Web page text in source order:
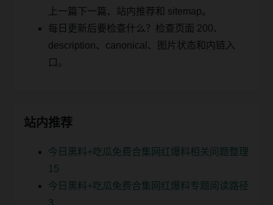
上一篇下一篇、站内推荐和 sitemap。
每日更新后要检查什么？检查页面 200、
description、canonical、图片状态和内链入
口。
站内推荐
今日黑料+吃瓜免费合集网红爆料相关问题整理
15
今日黑料+吃瓜免费合集网红爆料专题阅读路径
3